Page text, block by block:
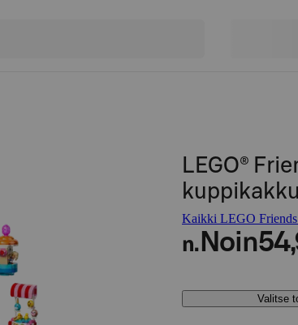
LEGO®
Kaikki LEGO Friends
n. Noin
Valitse